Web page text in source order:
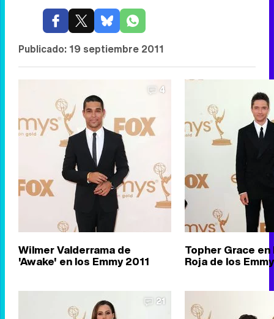
Publicado: 19 septiembre 2011
4
Wilmer Valderrama de
'Awake' en los Emmy 2011
Topher Grace
Roja de los
21